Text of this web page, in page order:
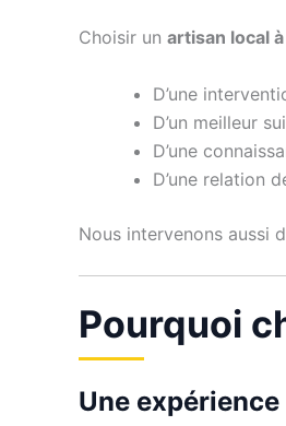
Choisir un artisan local
D’une
D’un meilleur
D’une
D’une relation
Nous intervenons aussi
Pourquoi
Une